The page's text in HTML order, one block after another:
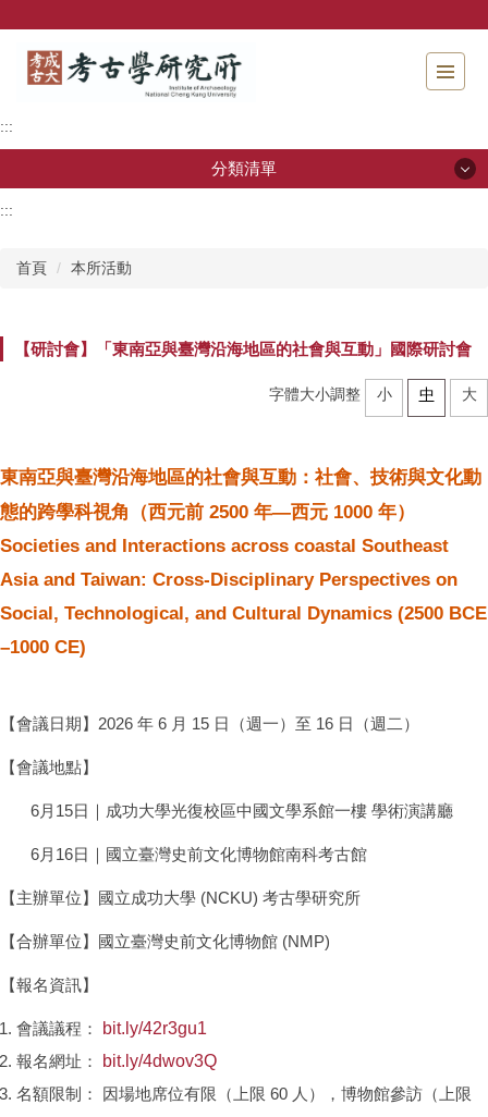
容
區
:::
分類清單
關於本所
教研活動
法規表單
行事曆
:::
首頁 本所活動
【研討會】「東南亞與臺灣沿海地區的社會與互動」國際研討會
字體大小調整 小 中 大
東南亞與臺灣沿海地區的社會與互動：社會、技術與文化動
態的跨學科視角（西元前 2500 年—西元 1000 年）
Societies and Interactions across coastal Southeast
Asia and Taiwan: Cross-Disciplinary Perspectives on
Social, Technological, and Cultural Dynamics (2500 BCE
–1000 CE)
【會議日期】2026 年 6 月 15 日（週一）至 16 日（週二）
【會議地點】
6月15日｜成功大學光復校區中國文學系館一樓 學術演講廳
6月16日｜國立臺灣史前文化博物館南科考古館
【主辦單位】國立成功大學 (NCKU) 考古學研究所
【合辦單位】國立臺灣史前文化博物館 (NMP)
【報名資訊】
會議議程： bit.ly/42r3gu1
報名網址： bit.ly/4dwov3Q
名額限制： 因場地席位有限（上限 60 人），博物館參訪（上限